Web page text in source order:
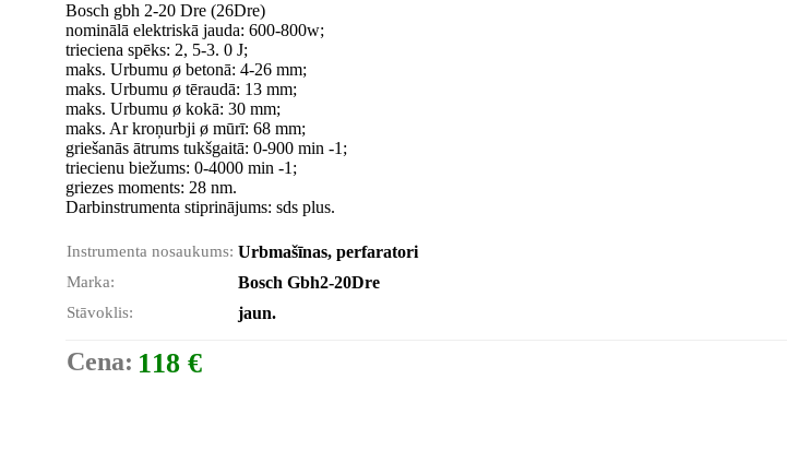
Bosch gbh 2-20 Dre (26Dre)
nominālā elektriskā jauda: 600-800w;
trieciena spēks: 2, 5-3. 0 J;
maks. Urbumu ø betonā: 4-26 mm;
maks. Urbumu ø tēraudā: 13 mm;
maks. Urbumu ø kokā: 30 mm;
maks. Ar kroņurbji ø mūrī: 68 mm;
griešanās ātrums tukšgaitā: 0-900 min -1;
triecienu biežums: 0-4000 min -1;
griezes moments: 28 nm.
Darbinstrumenta stiprinājums: sds plus.
Instrumenta nosaukums: Urbmašīnas, perfaratori
Marka: Bosch Gbh2-20Dre
Stāvoklis: jaun.
Cena: 118 €